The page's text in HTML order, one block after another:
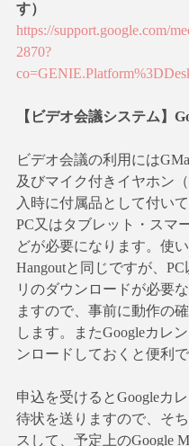
す）
https://support.google.com/
2870?
【ビデオ会議システム】
ビデオ会議の利用には
及びマイク付きイヤホン
入時に付属品として付いて
PC又はタブレット・スマ
どが必要になります。使
Hangoutと同じですが、
リのダウンロードが必要
ますので、事前に動作の
します。またGoogleカレ
ンロードしておくと便利で
申込を受けるとGoogleカ
待状を送りますので、そ
スして、予定上のGoogle